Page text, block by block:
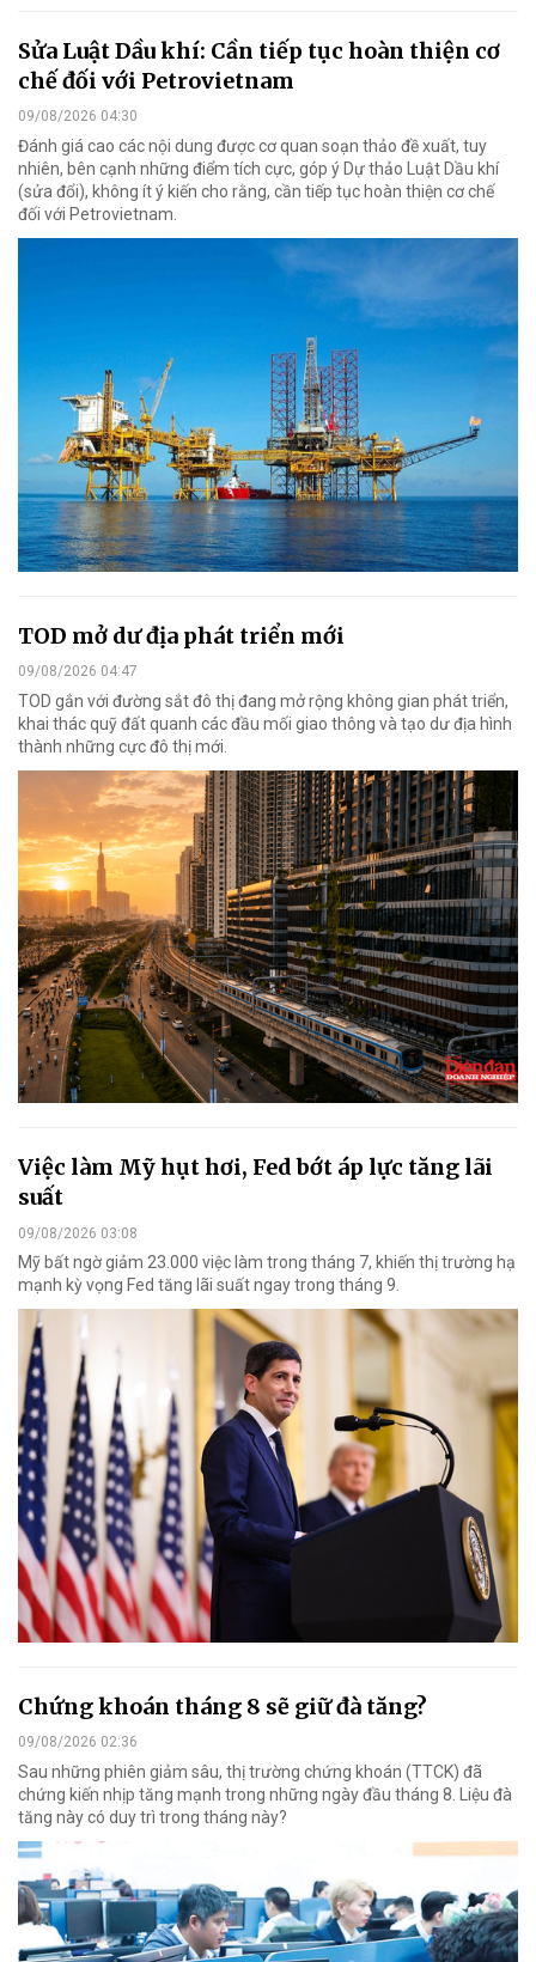
Sửa Luật Dầu khí: Cần tiếp tục hoàn thiện cơ
chế đối với Petrovietnam
09/08/2026 04:30
Đánh giá cao các nội dung được cơ quan soạn thảo đề xuất, tuy
nhiên, bên cạnh những điểm tích cực, góp ý Dự thảo Luật Dầu khí
(sửa đổi), không ít ý kiến cho rằng, cần tiếp tục hoàn thiện cơ chế
đối với Petrovietnam.
TOD mở dư địa phát triển mới
09/08/2026 04:47
TOD gắn với đường sắt đô thị đang mở rộng không gian phát triển,
khai thác quỹ đất quanh các đầu mối giao thông và tạo dư địa hình
thành những cực đô thị mới.
Việc làm Mỹ hụt hơi, Fed bớt áp lực tăng lãi
suất
09/08/2026 03:08
Mỹ bất ngờ giảm 23.000 việc làm trong tháng 7, khiến thị trường hạ
mạnh kỳ vọng Fed tăng lãi suất ngay trong tháng 9.
Chứng khoán tháng 8 sẽ giữ đà tăng?
09/08/2026 02:36
Sau những phiên giảm sâu, thị trường chứng khoán (TTCK) đã
chứng kiến nhịp tăng mạnh trong những ngày đầu tháng 8. Liệu đà
tăng này có duy trì trong tháng này?